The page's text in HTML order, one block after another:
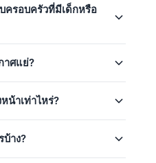
ความปลอดภัย
ะลูกเรือ
ครอบครัวที่มีเด็กหรือ
กอายุต่ำกว่า 14 ปี)
ยงพอสำหรับทั้ง
ดเดิลบอร์ด, คายัค
าศแย่?
การล่องเรือ (ตามการ
ราจะเสนอให้เปลี่ยนแปลง
พิ่มเติมหากเป็นไปได้
น้าเท่าไหร่?
งหน้าอย่างน้อย 2–4
บ้าง?